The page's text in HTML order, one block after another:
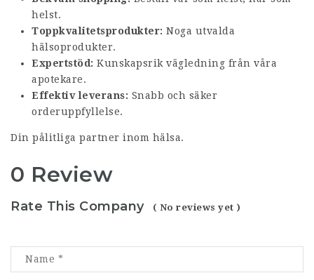
helst.
Toppkvalitetsprodukter: Noga utvalda
hälsoprodukter.
Expertstöd: Kunskapsrik vägledning från våra
apotekare.
Effektiv leverans: Snabb och säker
orderuppfyllelse.
Din pålitliga partner inom hälsa.
0 Review
Rate This Company ( No reviews yet )